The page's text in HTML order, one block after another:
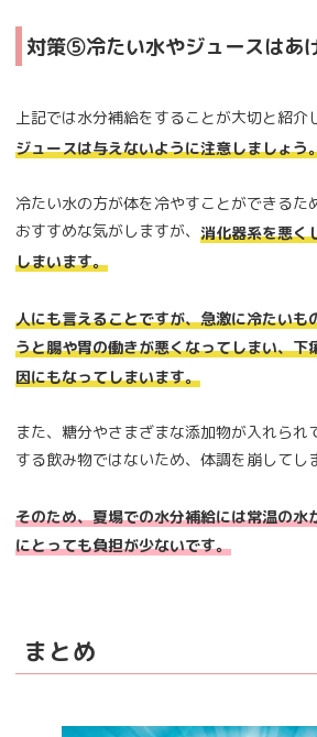
対策⑤冷たい水やジュースはあ
上記では水分補給をすることが大切と紹介
ジュースは与えないように注意しましょう
冷たい水の方が体を冷やすことができるた
おすすめな気がしますが、 消化器系を悪く
しまいます。
人にも言えることですが、急激に冷たいも
うと腸や胃の働きが悪くなってしまい、下
因にもなってしまいます。
また、糖分やさまざまな添加物が入れられ
する飲み物ではないため、体調を崩してし
そのため、夏場での水分補給には常温の水
にとっても負担が少ないです。
まとめ